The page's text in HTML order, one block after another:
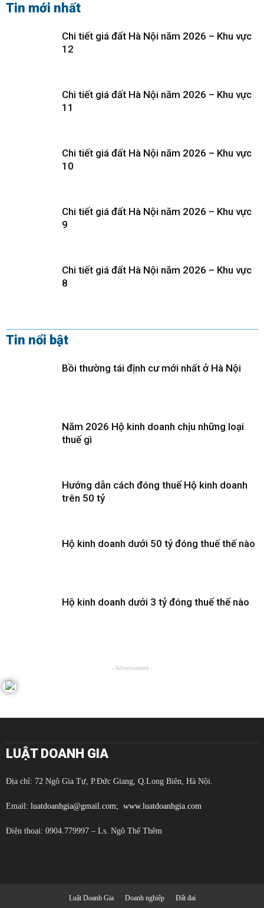
Tin mới nhất
Chi tiết giá đất Hà Nội năm 2026 – Khu vực
12
Chi tiết giá đất Hà Nội năm 2026 – Khu vực
11
Chi tiết giá đất Hà Nội năm 2026 – Khu vực
10
Chi tiết giá đất Hà Nội năm 2026 – Khu vực
9
Chi tiết giá đất Hà Nội năm 2026 – Khu vực
8
Tin nổi bật
Bồi thường tái định cư mới nhất ở Hà Nội
Năm 2026 Hộ kinh doanh chịu những loại
thuế gì
Hướng dẫn cách đóng thuế Hộ kinh doanh
trên 50 tỷ
Hộ kinh doanh dưới 50 tỷ đóng thuế thế nào
Hộ kinh doanh dưới 3 tỷ đóng thuế thế nào
- Advertisement -
LUẬT DOANH GIA
Địa chỉ: 72 Ngô Gia Tự, P.Đức Giang, Q.Long Biên, Hà Nội.
Email: luatdoanhgia@gmail.com; www.luatdoanhgia.com
Điện thoại: 0904.779997 – Ls. Ngô Thế Thêm
Luật Doanh Gia Doanh nghiệp Đất đai